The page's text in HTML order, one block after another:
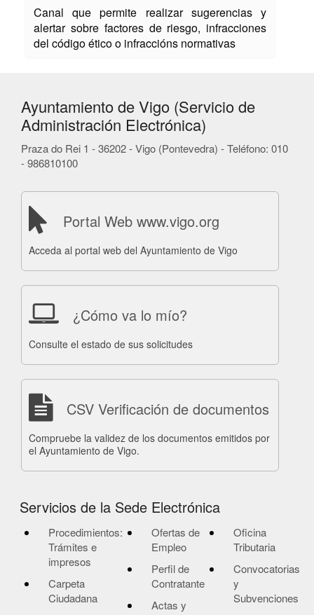
Canal que permite realizar sugerencias y
alertar sobre factores de riesgo, infracciones
del código ético o infraccións normativas
Ayuntamiento de Vigo (Servicio de
Administración Electrónica)
Praza do Rei 1 - 36202 - Vigo (Pontevedra) - Teléfono: 010
- 986810100
Portal Web www.vigo.org
Acceda al portal web del Ayuntamiento de Vigo
¿Cómo va lo mío?
Consulte el estado de sus solicitudes
CSV Verificación de documentos
Compruebe la validez de los documentos emitidos por
el Ayuntamiento de Vigo.
Servicios de la Sede Electrónica
Procedimientos:
Trámites e
impresos
Carpeta
Ciudadana
Ofertas de
Empleo
Perfil de
Contratante
Actas y
Oficina
Tributaria
Convocatorias
y
Subvenciones